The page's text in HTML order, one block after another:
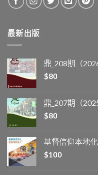
最新出版
鼎_208期（
$80
鼎_207期（
$80
基督信仰本地
$100